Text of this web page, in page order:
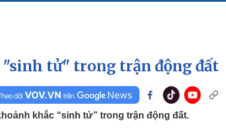
Infographic
Ô tô - Xe máy
tử" trong trận động đất
khắc “sinh tử” trong trận động đất.